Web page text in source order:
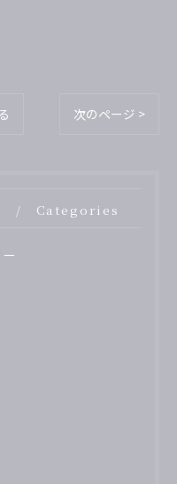
次のページ >
Categories